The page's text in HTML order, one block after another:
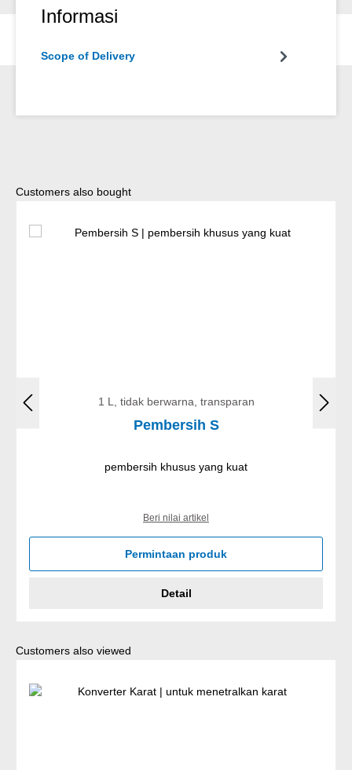
Informasi
Scope of Delivery
Lewati galeri produk
Customers also bought
1 L, tidak berwarna, transparan
Pembersih S
pembersih khusus yang kuat
Beri nilai artikel
Permintaan produk
Detail
Lewati galeri produk
Customers also viewed